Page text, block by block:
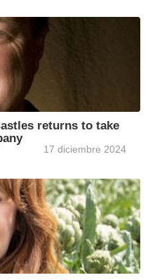
returns to take
17 diciembre 2024